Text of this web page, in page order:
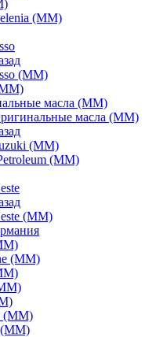
(ММ)
(ММ)
масла (ММ)
масла (ММ)
(ММ)
(ММ)
(ММ)
(ММ)
(ММ)